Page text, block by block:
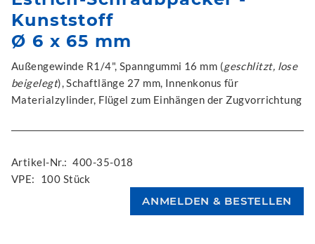
Kunststoff
Ø 6 x 65 mm
Außengewinde R1/4", Spanngummi 16 mm (geschlitzt, lose
beigelegt), Schaftlänge 27 mm, Innenkonus für
Materialzylinder, Flügel zum Einhängen der Zugvorrichtung
Artikel-Nr.: 400-35-018
VPE:
100 Stück